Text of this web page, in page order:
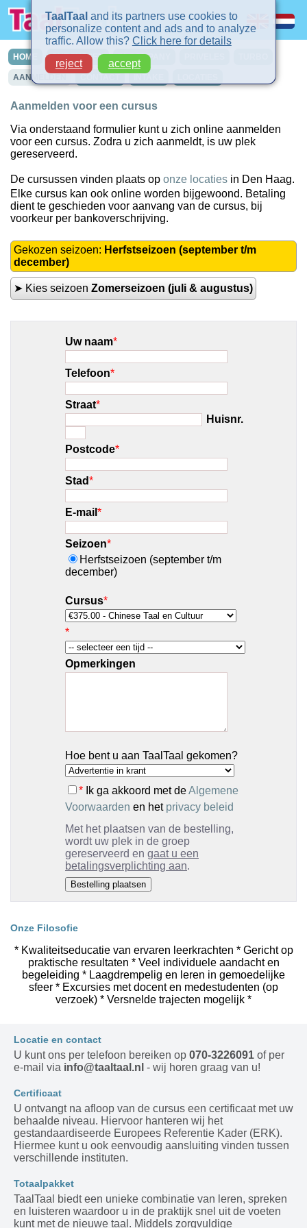
HOME CURSUSSEN IN-COMPANY
AANMELDEN
Aanmelden voor een cursus
Via onderstaand formulier kunt u zich online aanmelden
voor een cursus. Zodra u zich aanmeldt, is uw plek
gereserveerd.
De cursussen vinden plaats op onze locaties in Den Haag.
Elke cursus kan ook online worden bijgewoond. Betaling
dient te geschieden voor aanvang van de cursus, bij
voorkeur per bankoverschrijving.
Gekozen seizoen: Herfstseizoen (september t/m
december)
➤ Kies seizoen Zomerseizoen (juli & augustus)
Uw naam*
Telefoon*
Straat*
Huisnr.
Postcode*
Stad*
E-mail *
Seizoen*
Herfstseizoen (september t/m
december)
Cursus*
*
Opmerkingen
Hoe bent u aan TaalTaal gekomen?
* Ik ga akkoord met deAlgemene
Voorwaarden en het privacy beleid
Met het plaatsen van de bestelling,
wordt uw plek in de groep
gereserveerd en gaat u een
betalingsverplichting aan.
Onze Filosofie
* Kwaliteitseducatie van ervaren leerkrachten * Gericht op
praktische resultaten * Veel individuele aandacht en
begeleiding * Laagdrempelig en leren in gemoedelijke
sfeer * Excursies met docent en medestudenten (op
verzoek) * Versnelde trajecten mogelijk *
Locatie en contact
U kunt ons per telefoon bereiken op 070-3226091 of per
e-mail via info@taaltaal.nl - wij horen graag van u!
Certificaat
U ontvangt na afloop van de cursus een certificaat met uw
behaalde niveau. Hiervoor hanteren wij het
gestandaardiseerde Europees Referentie Kader (ERK).
Hiermee kunt u ook eenvoudig aansluiting vinden tussen
verschillende instituten.
Totaalpakket
TaalTaal biedt een unieke combinatie van leren, spreken
en luisteren waardoor u in de praktijk snel uit de voeten
kunt met de nieuwe taal. Middels zorgvuldige
TaalTaal and its partners use cookies to
personalize content and ads and to analyze
traffic. Allow this? Click here for details
reject
accept